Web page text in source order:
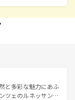
と多彩な魅力にあふ
ツェのルネッサンス